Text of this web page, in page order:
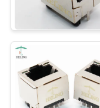
LIÊN
HỆ
CHÚNG
TÔI
Giắc